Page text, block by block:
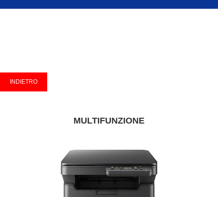
MULTIFUNZIONE